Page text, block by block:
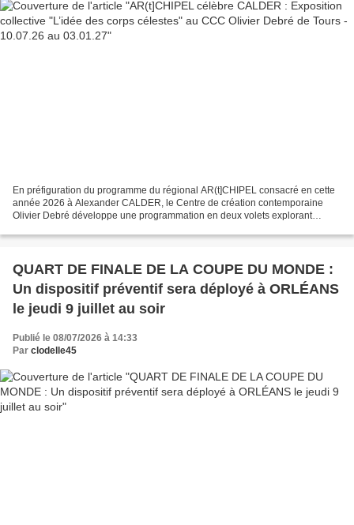
En préfiguration du programme du régional AR(t]CHIPEL consacré en cette
année 2026 à Alexander CALDER, le Centre de création contemporaine
Olivier Debré développe une programmation en deux volets explorant
QUART DE FINALE DE LA COUPE DU MONDE :
Un dispositif préventif sera déployé à ORLÉANS
le jeudi 9 juillet au soir
Publié le 08/07/2026 à 14:33
Par clodelle45